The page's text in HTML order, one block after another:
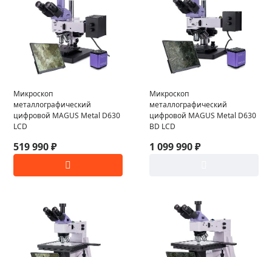
Микроскоп
металлографический
цифровой MAGUS Metal D630
LCD
519 990 ₽
Микроскоп
металлографический
цифровой MAGUS Metal D630
BD LCD
1 099 990 ₽